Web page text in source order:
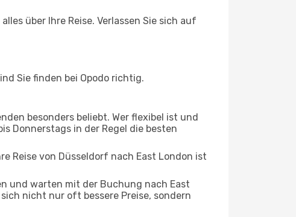
über Ihre Reise. Verlassen Sie sich auf
Sie finden bei Opodo richtig.
besonders beliebt. Wer flexibel ist und
Donnerstags in der Regel die besten
Reise von Düsseldorf nach East London ist
und warten mit der Buchung nach East
nicht nur oft bessere Preise, sondern